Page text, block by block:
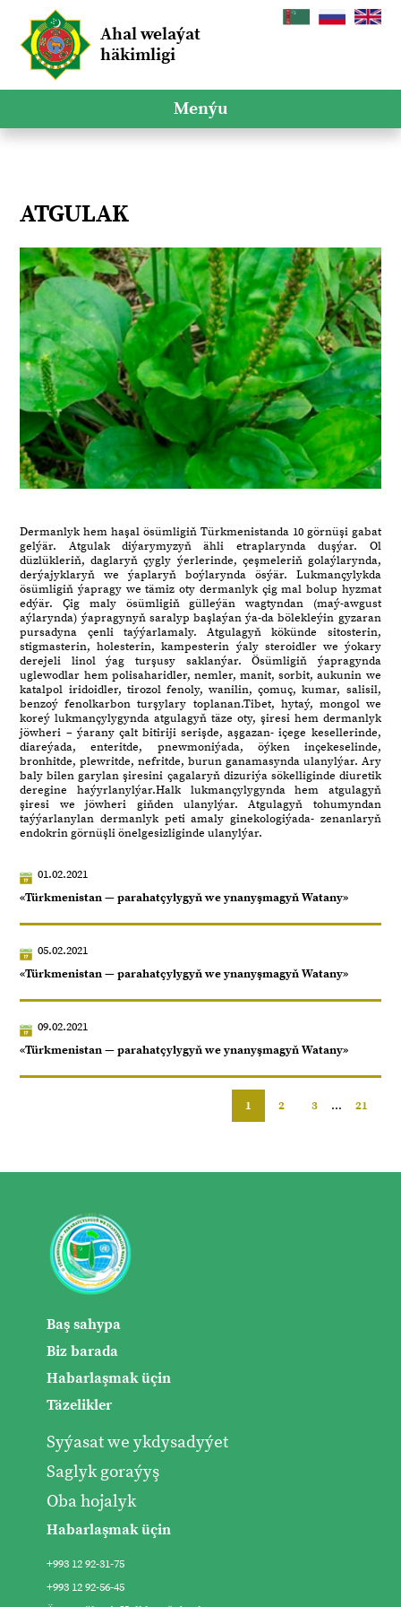
Ahal welaýat
häkimligi
Menýu
ATGULAK
Dermanlyk hem haşal ösümligiň Türkmenistanda 10 görnüşi gabat
gelýär. Atgulak diýarymyzyň ähli etraplarynda duşýar. Ol
düzlükleriň, daglaryň çygly ýerlerinde, çeşmeleriň golaýlarynda,
derýajyklaryň we ýaplaryň boýlarynda ösýär. Lukmançylykda
ösümligiň ýapragy we tämiz oty dermanlyk çig mal bolup hyzmat
edýär. Çig maly ösümligiň gülleýän wagtyndan (maý-awgust
aýlarynda) ýapragynyň saralyp başlaýan ýa-da bölekleýin gyzaran
pursadyna çenli taýýarlamaly. Atgulagyň kökünde sitosterin,
stigmasterin, holesterin, kampesterin ýaly steroidler we ýokary
derejeli linol ýag turşusy saklanýar. Ösümligiň ýapragynda
uglewodlar hem polisaharidler, nemler, manit, sorbit, aukunin we
katalpol iridoidler, tirozol fenoly, wanilin, çomuç, kumar, salisil,
benzoý fenolkarbon turşylary toplanan.Tibet, hytaý, mongol we
koreý lukmançylygynda atgulagyň täze oty, şiresi hem dermanlyk
jöwheri – ýarany çalt bitiriji serişde, aşgazan- içege kesellerinde,
diareýada, enteritde, pnewmoniýada, öýken inçekeselinde,
bronhitde, plewritde, nefritde, burun ganamasynda ulanylýar. Ary
baly bilen garylan şiresini çagalaryň dizuriýa sökelliginde diuretik
deregine haýyrlanylýar.Halk lukmançylygynda hem atgulagyň
şiresi we jöwheri giňden ulanylýar. Atgulagyň tohumyndan
taýýarlanylan dermanlyk peti amaly ginekologiýada- zenanlaryň
endokrin görnüşli önelgesizliginde ulanylýar.
01.02.2021
«Türkmenistan — parahatçylygyň we ynanyşmagyň Watany»
05.02.2021
«Türkmenistan — parahatçylygyň we ynanyşmagyň Watany»
09.02.2021
«Türkmenistan — parahatçylygyň we ynanyşmagyň Watany»
1 2 3 ... 21
Baş sahypa
Biz barada
Habarlaşmak üçin
Täzelikler
Syýasat we ykdysadyýet
Saglyk goraýyş
Oba hojalyk
Habarlaşmak üçin
+993 12 92-31-75
+993 12 92-56-45